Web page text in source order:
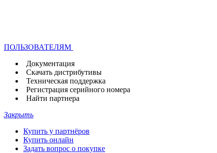
ПОЛЬЗОВАТЕЛЯМ
Документация
Скачать дистрибутивы
Техническая поддержка
Регистрация серийного номера
Найти партнера
Закрыть
Купить у партнёров
Купить онлайн
Задать вопрос о покупке